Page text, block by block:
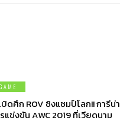
GAME
บิดศึก ROV ชิงแชมป์โลก!! การี
แข่งขัน AWC 2019 ที่เวียดนาม